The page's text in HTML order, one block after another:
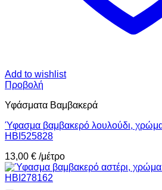
Add to wishlist
Προβολή
Υφάσματα Βαμβακερά
Ύφασμα βαμβακερό λουλούδι, χρώμα
HBI525828
13,00 € /μέτρο